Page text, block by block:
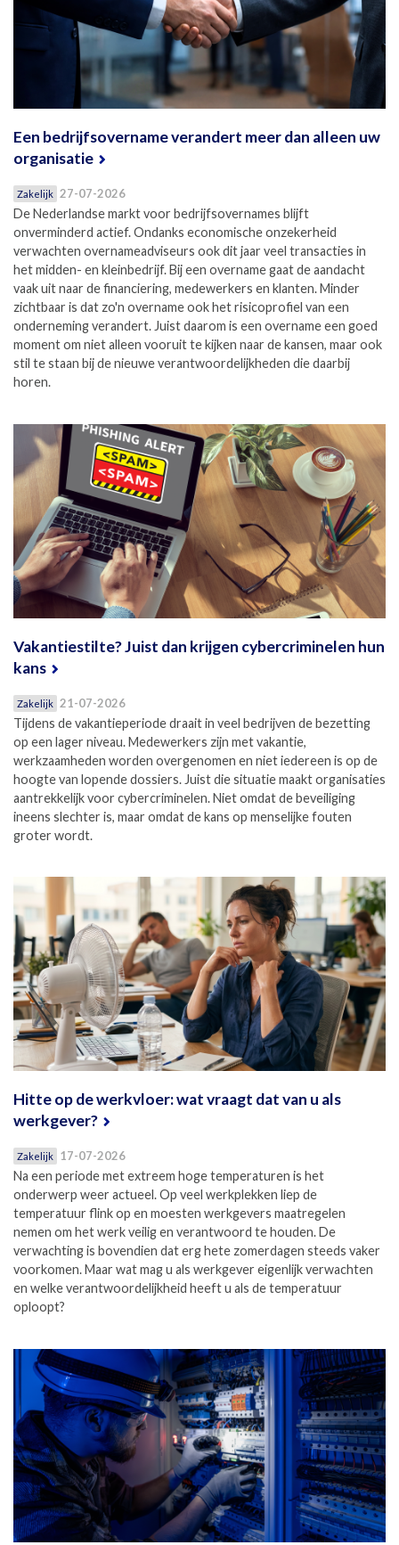
Een bedrijfsovername verandert meer dan alleen uw
organisatie
Zakelijk 27-07-2026
De Nederlandse markt voor bedrijfsovernames blijft
onverminderd actief. Ondanks economische onzekerheid
verwachten overnameadviseurs ook dit jaar veel transacties in
het midden- en kleinbedrijf. Bij een overname gaat de aandacht
vaak uit naar de financiering, medewerkers en klanten. Minder
zichtbaar is dat zo'n overname ook het risicoprofiel van een
onderneming verandert. Juist daarom is een overname een goed
moment om niet alleen vooruit te kijken naar de kansen, maar ook
stil te staan bij de nieuwe verantwoordelijkheden die daarbij
horen.
Vakantiestilte? Juist dan krijgen cybercriminelen hun
kans
Zakelijk 21-07-2026
Tijdens de vakantieperiode draait in veel bedrijven de bezetting
op een lager niveau. Medewerkers zijn met vakantie,
werkzaamheden worden overgenomen en niet iedereen is op de
hoogte van lopende dossiers. Juist die situatie maakt organisaties
aantrekkelijk voor cybercriminelen. Niet omdat de beveiliging
ineens slechter is, maar omdat de kans op menselijke fouten
groter wordt.
Hitte op de werkvloer: wat vraagt dat van u als
werkgever?
Zakelijk 17-07-2026
Na een periode met extreem hoge temperaturen is het
onderwerp weer actueel. Op veel werkplekken liep de
temperatuur flink op en moesten werkgevers maatregelen
nemen om het werk veilig en verantwoord te houden. De
verwachting is bovendien dat erg hete zomerdagen steeds vaker
voorkomen. Maar wat mag u als werkgever eigenlijk verwachten
en welke verantwoordelijkheid heeft u als de temperatuur
oploopt?